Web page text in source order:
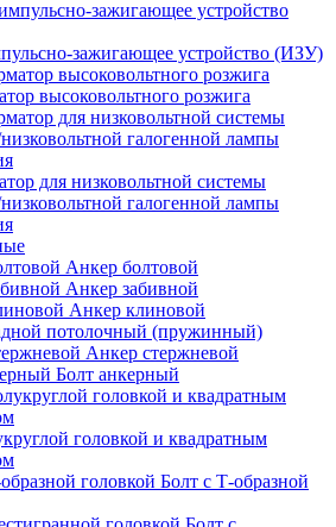
зажигающее устройство (ИЗУ)
высоковольтного розжига
для низковольтной системы
галогенной лампы
Анкер болтовой
Анкер забивной
Анкер клиновой
потолочный (пружинный)
Анкер стержневой
Болт анкерный
головкой и квадратным
Болт с Т-образной